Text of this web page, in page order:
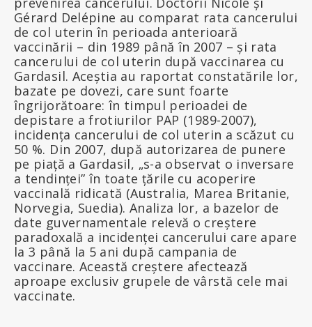
Gérard Delépine au comparat rata cancerului
de col uterin în perioada anterioară
vaccinării – din 1989 până în 2007 – și rata
cancerului de col uterin după vaccinarea cu
Gardasil. Aceștia au raportat constatările lor,
bazate pe dovezi, care sunt foarte
îngrijorătoare: în timpul perioadei de
depistare a frotiurilor PAP (1989-2007),
incidența cancerului de col uterin a scăzut cu
50 %. Din 2007, după autorizarea de punere
pe piață a Gardasil, „s-a observat o inversare
a tendinței” în toate țările cu acoperire
vaccinală ridicată (Australia, Marea Britanie,
Norvegia, Suedia). Analiza lor, a bazelor de
date guvernamentale relevă o creștere
paradoxală a incidenței cancerului care apare
la 3 până la 5 ani după campania de
vaccinare. Această creștere afectează
aproape exclusiv grupele de vârstă cele mai
vaccinate.